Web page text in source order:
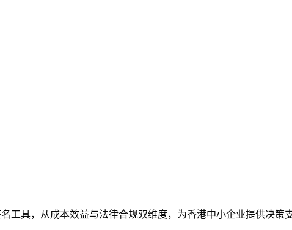
工具，从成本效益与法律合规双维度，为香港中小企业提供决策